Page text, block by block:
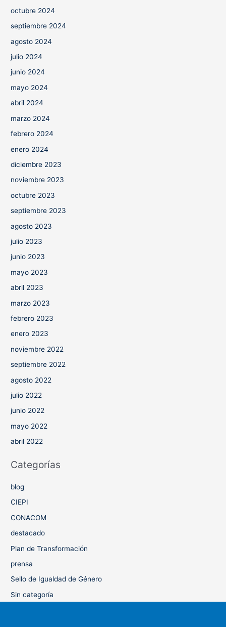
octubre 2024
septiembre 2024
agosto 2024
julio 2024
junio 2024
mayo 2024
abril 2024
marzo 2024
febrero 2024
enero 2024
diciembre 2023
noviembre 2023
octubre 2023
septiembre 2023
agosto 2023
julio 2023
junio 2023
mayo 2023
abril 2023
marzo 2023
febrero 2023
enero 2023
noviembre 2022
septiembre 2022
agosto 2022
julio 2022
junio 2022
mayo 2022
abril 2022
Categorías
blog
CIEPI
CONACOM
destacado
Plan de Transformación
prensa
Sello de Igualdad de Género
Sin categoría